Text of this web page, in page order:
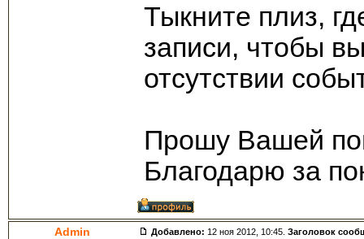
Тыкните плиз,
записи, чтобы
отсутствии
Прошу Вашей
Благодарю за
Admin Добавлено: 12 ноя 2012, 10:45. Заголовок